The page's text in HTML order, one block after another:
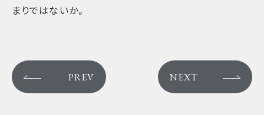
まりではないか。
PREV NEXT